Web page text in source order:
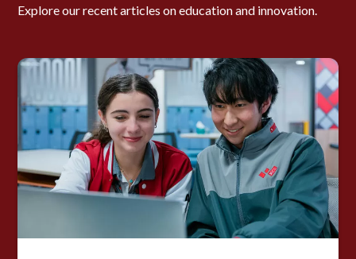
Explore our recent articles on education and innovation.